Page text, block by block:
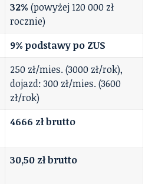
32% (powyżej 120 000 zł
rocznie)
9% podstawy po ZUS
250 zł/mies. (3000 zł/rok),
dojazd: 300 zł/mies. (3600
zł/rok)
4666 zł brutto
30,50 zł brutto